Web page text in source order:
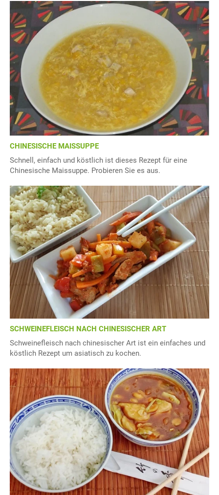
CHINESISCHE MAISSUPPE
Schnell, einfach und köstlich ist dieses Rezept für eine
Chinesische Maissuppe. Probieren Sie es aus.
SCHWEINEFLEISCH NACH CHINESISCHER ART
Schweinefleisch nach chinesischer Art ist ein einfaches und
köstlich Rezept um asiatisch zu kochen.